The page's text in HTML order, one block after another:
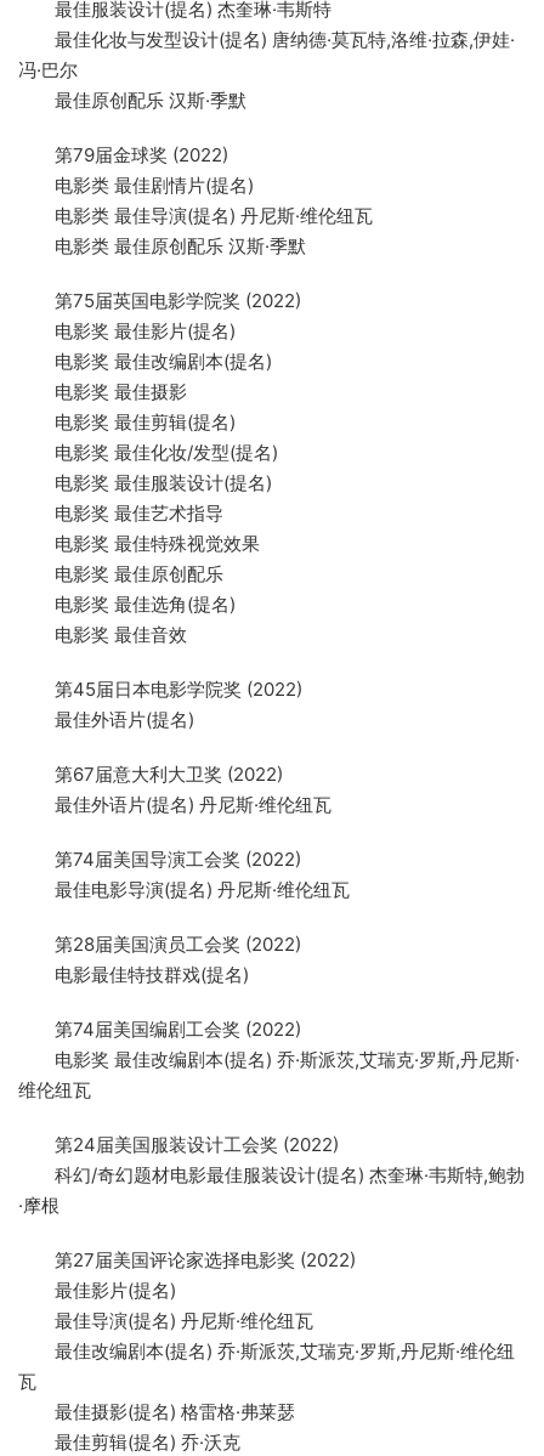
最佳服装设计(提名) 杰奎琳·韦斯特
最佳化妆与发型设计(提名) 唐纳德·莫瓦特,洛维·拉森,伊娃·
冯·巴尔
最佳原创配乐 汉斯·季默
第79届金球奖 (2022)
电影类 最佳剧情片(提名)
电影类 最佳导演(提名) 丹尼斯·维伦纽瓦
电影类 最佳原创配乐 汉斯·季默
第75届英国电影学院奖 (2022)
电影奖 最佳影片(提名)
电影奖 最佳改编剧本(提名)
电影奖 最佳摄影
电影奖 最佳剪辑(提名)
电影奖 最佳化妆/发型(提名)
电影奖 最佳服装设计(提名)
电影奖 最佳艺术指导
电影奖 最佳特殊视觉效果
电影奖 最佳原创配乐
电影奖 最佳选角(提名)
电影奖 最佳音效
第45届日本电影学院奖 (2022)
最佳外语片(提名)
第67届意大利大卫奖 (2022)
最佳外语片(提名) 丹尼斯·维伦纽瓦
第74届美国导演工会奖 (2022)
最佳电影导演(提名) 丹尼斯·维伦纽瓦
第28届美国演员工会奖 (2022)
电影最佳特技群戏(提名)
第74届美国编剧工会奖 (2022)
电影奖 最佳改编剧本(提名) 乔·斯派茨,艾瑞克·罗斯,丹尼斯·
维伦纽瓦
第24届美国服装设计工会奖 (2022)
科幻/奇幻题材电影最佳服装设计(提名) 杰奎琳·韦斯特,鲍勃
·摩根
第27届美国评论家选择电影奖 (2022)
最佳影片(提名)
最佳导演(提名) 丹尼斯·维伦纽瓦
最佳改编剧本(提名) 乔·斯派茨,艾瑞克·罗斯,丹尼斯·维伦纽
瓦
最佳摄影(提名) 格雷格·弗莱瑟
最佳剪辑(提名) 乔·沃克